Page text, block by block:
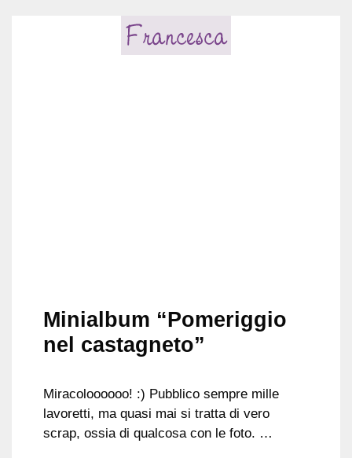
Minialbum “Pomeriggio
nel castagneto”
Miracoloooooo! :) Pubblico sempre mille
lavoretti, ma quasi mai si tratta di vero
scrap, ossia di qualcosa con le foto. …